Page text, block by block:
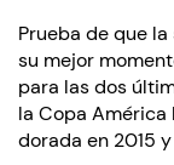
Prueba de que
su mejor
para las dos
la Copa América
dorada en 2015